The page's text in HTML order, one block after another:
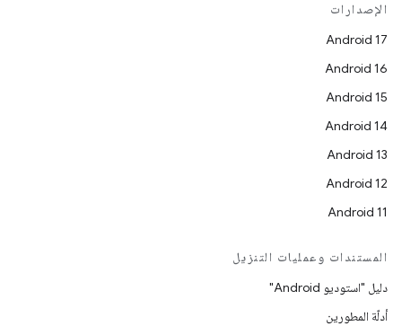
الإصدارات
Android 17
Android 16
Android 15
Android 14
Android 13
Android 12
Android 11
المستندات وعمليات التنزيل
دليل "استوديو Android"
أدلّة المطورين